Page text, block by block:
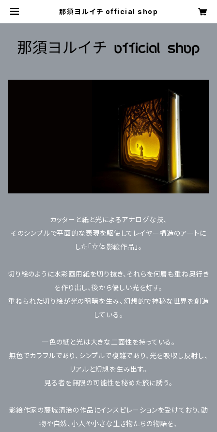
那須ヨルイチ official shop
カッターと紙と光によるアナログな技、
そのシンプルで平面的な表現を駆使してレイヤー構造のアートに
した「立体影絵作品」。
切り絵のように水彩画用紙を切り抜き、それらを何層も重ね奥行き
を作り出し、後から優しい光を灯す。
重ねられた切り絵が光の明暗を生み、幻想的で神秘な世界を創造
している。
一色の紙と光は大きな二面性を持っている。
無色でカラフルであり、シンプルで複雑であり、光を吸収し反射し、
リアルと幻想を生み出す。
見る者を無限の可能性を秘めた旅に誘う。
影絵作家の藤城清治の作品にインスピレーションを受けており、動
物や自然、小人や小さな生き物たちの物語を、